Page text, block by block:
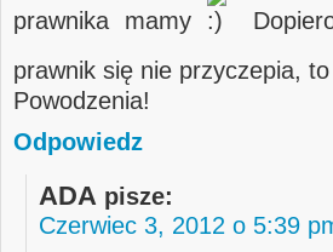
prawnika mamy
prawnik się nie przyczepia,
Powodzenia!
Odpowiedz
ADA pisze:
Czerwiec 3, 2012 o 5:39